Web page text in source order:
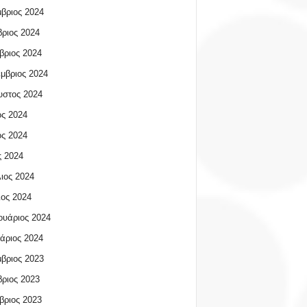
2024
2024
2024
2024
2024
2024
2024
2024
2024
2024
2024
2024
2023
2023
2023